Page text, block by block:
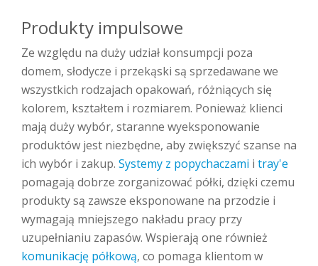
Produkty impulsowe
Ze względu na duży udział konsumpcji poza
domem, słodycze i przekąski są sprzedawane we
wszystkich rodzajach opakowań, różniących się
kolorem, kształtem i rozmiarem. Ponieważ klienci
mają duży wybór, staranne wyeksponowanie
produktów jest niezbędne, aby zwiększyć szanse na
ich wybór i zakup. Systemy z popychaczami i tray'e
pomagają dobrze zorganizować półki, dzięki czemu
produkty są zawsze eksponowane na przodzie i
wymagają mniejszego nakładu pracy przy
uzupełnianiu zapasów. Wspierają one również
komunikację półkową, co pomaga klientom w